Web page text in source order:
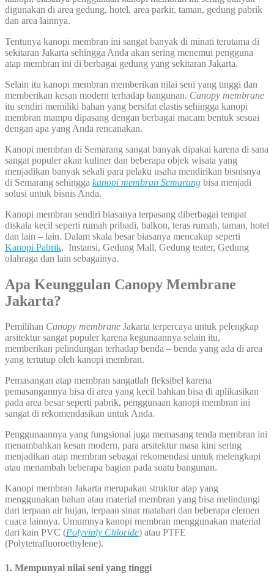
digunakan di area gedung, hotel, area parkir, taman, gedung pabrik
dan area lainnya.
Tentunya kanopi membran ini sangat banyak di minati terutama di
sekitaran Jakarta sehingga Anda akan sering menemui pengguna
atap membran ini di berbagai gedung yang sekitaran Jakarta.
Selain itu kanopi membran memberikan nilai seni yang tinggi dan
memberikan kesan modern terhadap bangunan. Canopy membrane
itu sendiri memiliki bahan yang bersifat elastis sehingga kanopi
membran mampu dipasang dengan berbagai macam bentuk sesuai
dengan apa yang Anda rencanakan.
Kanopi membran di Semarang sangat banyak dipakai karena di sana
sangat populer akan kuliner dan beberapa objek wisata yang
menjadikan banyak sekali para pelaku usaha mendirikan bisnisnya
di Semarang sehingga kanopi membran Semarang bisa menjadi
solusi untuk bisnis Anda.
Kanopi membran sendiri biasanya terpasang diberbagai tempat
diskala kecil seperti rumah pribadi, balkon, teras rumah, taman, hotel
dan lain – lain. Dalam skala besar biasanya mencakup seperti
Kanopi Pabrik, Instansi, Gedung Mall, Gedung teater, Gedung
olahraga dan lain sebagainya.
Apa Keunggulan Canopy Membrane
Jakarta?
Pemilihan Canopy membrane Jakarta terpercaya untuk pelengkap
arsitektur sangat populer karena kegunaannya selain itu,
memberikan pelindungan terhadap benda – benda yang ada di area
yang tertutup oleh kanopi membran.
Pemasangan atap membran sangatlah fleksibel karena
pemasangannya bisa di area yang kecil bahkan bisa di aplikasikan
pada area besar seperti pabrik, penggunaan kanopi membran ini
sangat di rekomendasikan untuk Anda.
Penggunaannya yang fungsional juga memasang tenda membran ini
menambahkan kesan modern, para arsitektur masa kini sering
menjadikan atap membran sebagai rekomendasi untuk melengkapi
atau menambah beberapa bagian pada suatu bangunan.
Kanopi membran Jakarta merupakan struktur atap yang
menggunakan bahan atau material membran yang bisa melindungi
dari terpaan air hujan, terpaan sinar matahari dan beberapa elemen
cuaca lainnya. Umumnya kanopi membran menggunakan material
dari kain PVC (Polyvinly Chloride) atau PTFE
(Polytetrafluoroethylene).
1. Mempunyai nilai seni yang tinggi